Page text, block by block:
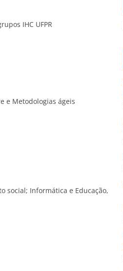
IHC UFPR
e Metodologias ágeis
social; Informática e Educação,